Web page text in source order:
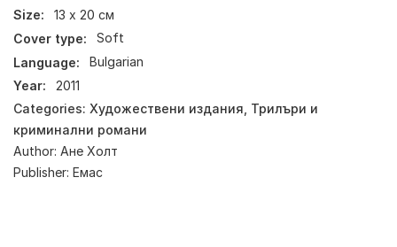
Size:
13 x 20 см
Cover type:
Soft
Language:
Bulgarian
Year:
2011
Categories: Художествени издания Трилъри и
криминални романи
Author: Ане Холт
Publisher: Емас